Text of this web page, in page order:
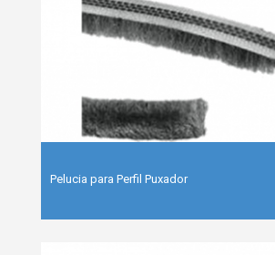
Pelucia para Perfil Puxador